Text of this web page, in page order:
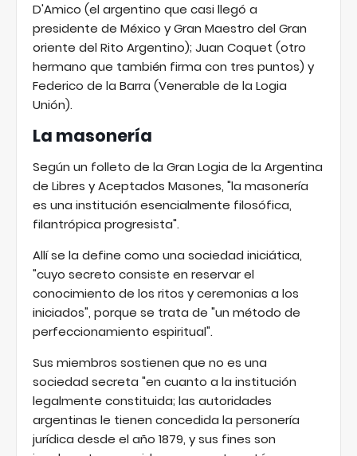
D'Amico (el argentino que casi llegó a
presidente de México y Gran Maestro del Gran
oriente del Rito Argentino); Juan Coquet (otro
hermano que también firma con tres puntos) y
Federico de la Barra (Venerable de la Logia
Unión).
La masonería
Según un folleto de la Gran Logia de la Argentina
de Libres y Aceptados Masones, "la masonería
es una institución esencialmente filosófica,
filantrópica progresista".
Allí se la define como una sociedad iniciática,
"cuyo secreto consiste en reservar el
conocimiento de los ritos y ceremonias a los
iniciados", porque se trata de "un método de
perfeccionamiento espiritual".
Sus miembros sostienen que no es una
sociedad secreta "en cuanto a la institución
legalmente constituida; las autoridades
argentinas le tienen concedida la personería
jurídica desde el año 1879, y sus fines son